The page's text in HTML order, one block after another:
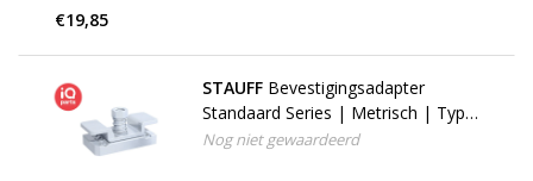
€19,85
STAUFF Bevestigingsadapter
Standaard Series | Metrisch | Type
CRA
Nog niet gewaardeerd